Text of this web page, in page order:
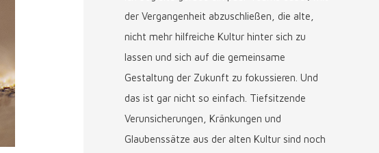
der Vergangenheit abzuschließen, die alte,
nicht mehr hilfreiche Kultur hinter sich zu
lassen und sich auf die gemeinsame
Gestaltung der Zukunft zu fokussieren. Und
das ist gar nicht so einfach. Tiefsitzende
Verunsicherungen, Kränkungen und
Glaubenssätze aus der alten Kultur sind noch